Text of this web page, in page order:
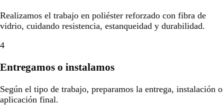
Realizamos el trabajo en poliéster reforzado con fibra de
vidrio, cuidando resistencia, estanqueidad y durabilidad.
4
Entregamos o instalamos
Según el tipo de trabajo, preparamos la entrega, instalación o
aplicación final.